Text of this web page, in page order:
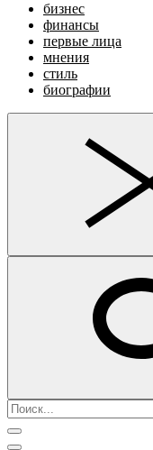
бизнес
финансы
первые лица
мнения
стиль
биографии